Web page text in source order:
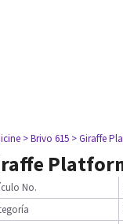
> Brivo 615 > Giraffe
No.